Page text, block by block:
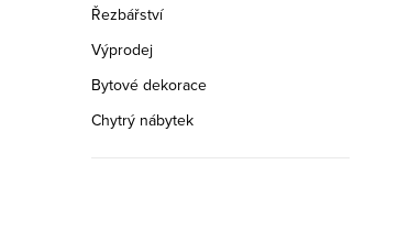
Řezbářství
Výprodej
Bytové dekorace
Chytrý nábytek